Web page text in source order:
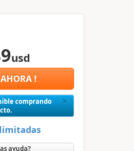
usd
!
×Close
comprando
ayuda?